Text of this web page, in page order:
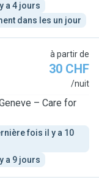
a 4 jours
dans les un jour
à partir de
30 CHF
/nuit
– Care for
fois il y a 10
a 9 jours